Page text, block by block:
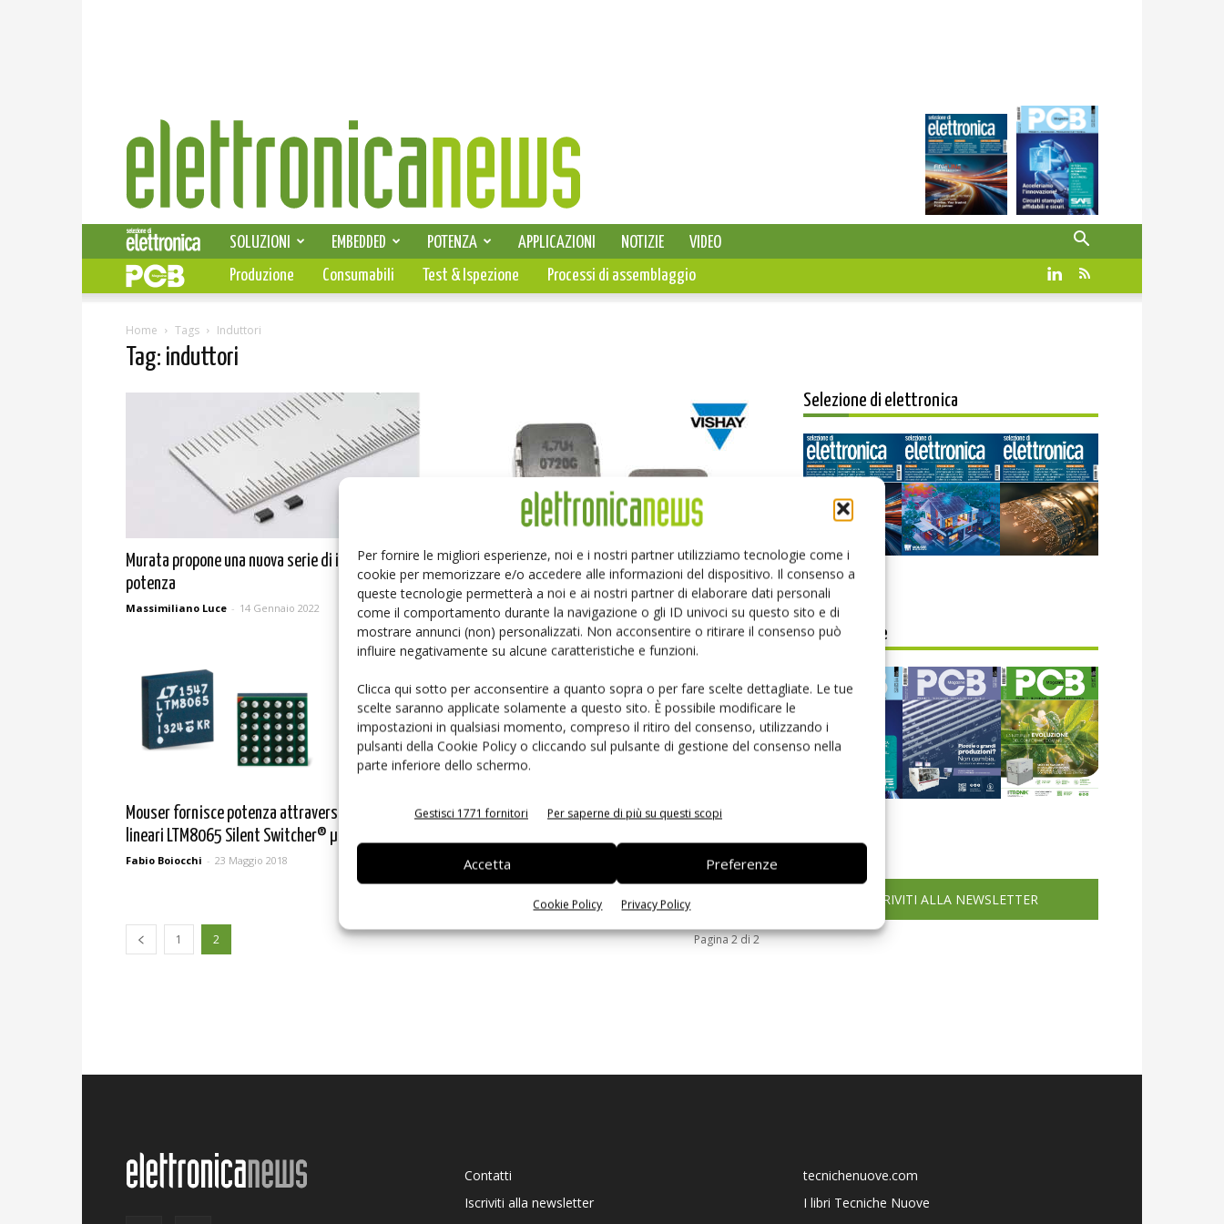
Per fornire le migliori esperienze, noi e i nostri partner utilizziamo tecnologie come i
cookie per memorizzare e/o accedere alle informazioni del dispositivo. Il consenso a
queste tecnologie permetterà a noi e ai nostri partner di elaborare dati personali
come il comportamento durante la navigazione o gli ID univoci su questo sito e di
mostrare annunci (non) personalizzati. Non acconsentire o ritirare il consenso può
influire negativamente su alcune caratteristiche e funzioni.
Clicca qui sotto per acconsentire a quanto sopra o per fare scelte dettagliate. Le tue
scelte saranno applicate solamente a questo sito. È possibile modificare le
impostazioni in qualsiasi momento, compreso il ritiro del consenso, utilizzando i
pulsanti della Cookie Policy o cliccando sul pulsante di gestione del consenso nella
parte inferiore dello schermo.
Gestisci 1771 fornitori Per saperne di più su questi scopi
Accetta Preferenze
Cookie Policy Privacy Policy
Elettronica
News
SELEZIONE DI ELETTRONICA
SOLUZIONI EMBEDDED POTENZA APPLICAZIONI NOTIZIE
VIDEO
PCB
Produzione Consumabili Test & Ispezione Processi di assemblaggio
Home Tags Induttori
Tag: induttori
Murata propone una nuova serie di induttori di
potenza
Massimiliano Luce - 14 Gennaio 2022
Vishay amplia l’offerta di induttori IHLP ad alta
temperatura per automotive
Massimiliano Luce - 28 Settembre 2021
Mouser fornisce potenza attraverso i regolatori
lineari LTM8065 Silent Switcher® µModule®
Fabio Boiocchi - 23 Maggio 2018
1 2 Pagina 2 di 2
Selezione di elettronica
Edicola web
PCB Magazine
ISCRIVITI ALLA NEWSLETTER
Contatti
Iscriviti alla newsletter
tecnichenuove.com
I libri Tecniche Nuove